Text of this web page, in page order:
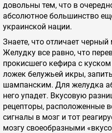
довольны тем, что в
абсолютное большинство
украинской нации.
Знаете, что отличает
Желудку все равно, что
прокисшего кефира с
ложек белужьей икры,
шампанским. Для желудка
него упадет. Вкусовую
рецепторы, расположенные
сигналы в мозг и тот
мозгу своеобразными